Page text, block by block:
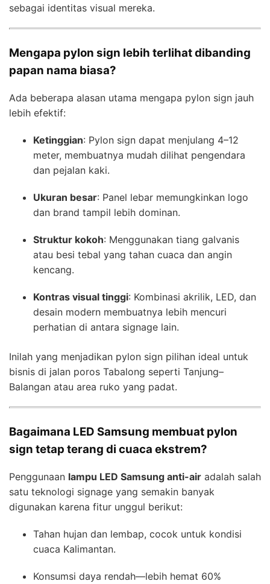
sebagai identitas visual mereka.
Mengapa pylon sign lebih terlihat dibanding
papan nama biasa?
Ada beberapa alasan utama mengapa pylon sign jauh
lebih efektif:
Ketinggian: Pylon sign dapat menjulang 4–12
meter, membuatnya mudah dilihat pengendara
dan pejalan kaki.
Ukuran besar: Panel lebar memungkinkan logo
dan brand tampil lebih dominan.
Struktur kokoh: Menggunakan tiang galvanis
atau besi tebal yang tahan cuaca dan angin
kencang.
Kontras visual tinggi: Kombinasi akrilik, LED, dan
desain modern membuatnya lebih mencuri
perhatian di antara signage lain.
Inilah yang menjadikan pylon sign pilihan ideal untuk
bisnis di jalan poros Tabalong seperti Tanjung–
Balangan atau area ruko yang padat.
Bagaimana LED Samsung membuat pylon
sign tetap terang di cuaca ekstrem?
Penggunaan lampu LED Samsung anti-air adalah salah
satu teknologi signage yang semakin banyak
digunakan karena fitur unggul berikut:
Tahan hujan dan lembap, cocok untuk kondisi
cuaca Kalimantan.
Konsumsi daya rendah—lebih hemat 60%